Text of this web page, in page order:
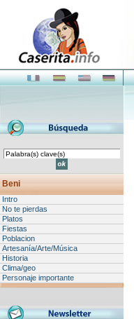
Beni
Intro
No te pierdas
Platos
Fiestas
Poblacion
Artesanía/Arte/Música
Historia
Clima/geo
Personaje importante